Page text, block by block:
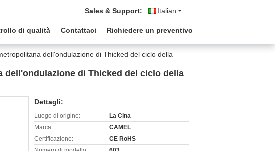
Italian
Sales & Support:
di qualità Contattaci Richiedere un preventivo
dell'ondulazione di Thicked del ciclo della
dell'ondulazione di Thicked del ciclo della
Dettagli:
Luogo di origine:
La Cina
Marca:
CAMEL
Certificazione:
CE RoHS